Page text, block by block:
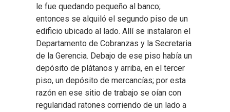
le fue quedando pequeño al banco;
entonces se alquiló el segundo piso de un
edificio ubicado al lado. Allí se instalaron el
Departamento de Cobranzas y la Secretaria
de la Gerencia. Debajo de ese piso había un
depósito de plátanos y arriba, en el tercer
piso, un depósito de mercancías; por esta
razón en ese sitio de trabajo se oían con
regularidad ratones corriendo de un lado a